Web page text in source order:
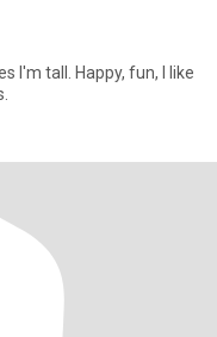
I'm tall. Happy, fun, I like